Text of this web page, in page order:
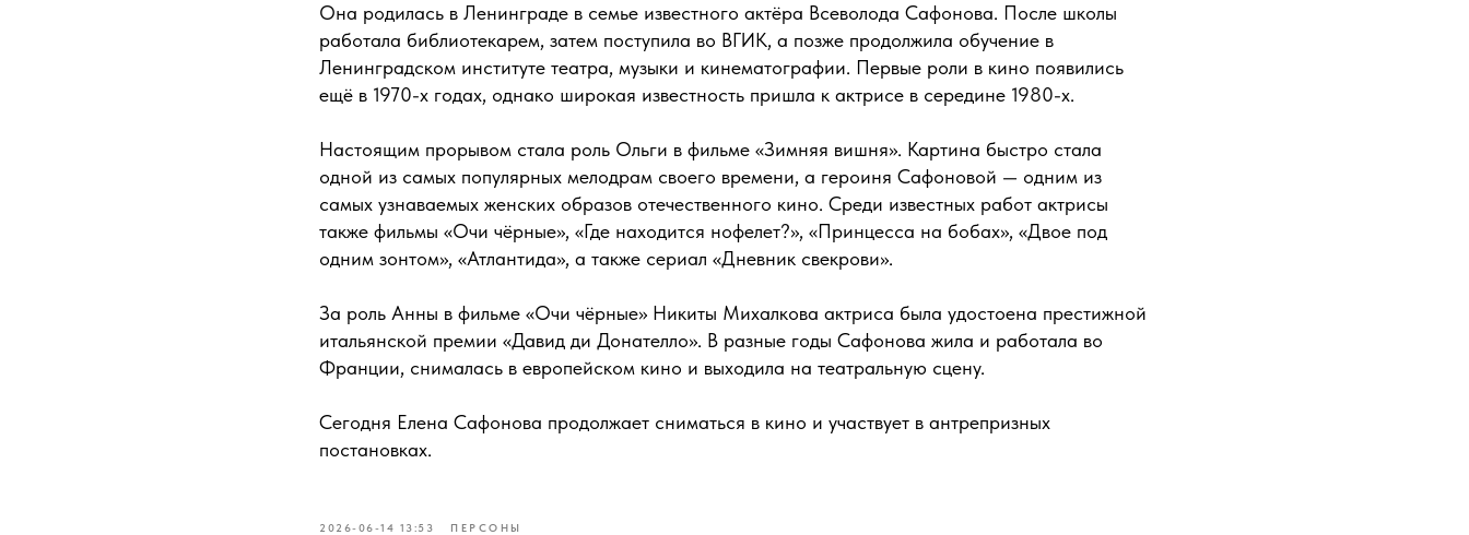
Она родилась в Ленинграде в семье известного актёра Всеволода Сафонова. После школы
работала библиотекарем, затем поступила во ВГИК, а позже продолжила обучение в
Ленинградском институте театра, музыки и кинематографии. Первые роли в кино появились
ещё в 1970-х годах, однако широкая известность пришла к актрисе в середине 1980-х.
Настоящим прорывом стала роль Ольги в фильме «Зимняя вишня». Картина быстро стала
одной из самых популярных мелодрам своего времени, а героиня Сафоновой — одним из
самых узнаваемых женских образов отечественного кино. Среди известных работ актрисы
также фильмы «Очи чёрные», «Где находится нофелет?», «Принцесса на бобах», «Двое под
одним зонтом», «Атлантида», а также сериал «Дневник свекрови».
За роль Анны в фильме «Очи чёрные» Никиты Михалкова актриса была удостоена престижной
итальянской премии «Давид ди Донателло». В разные годы Сафонова жила и работала во
Франции, снималась в европейском кино и выходила на театральную сцену.
Сегодня Елена Сафонова продолжает сниматься в кино и участвует в антрепризных
постановках.
2026-06-14 13:53 ПЕРСОНЫ